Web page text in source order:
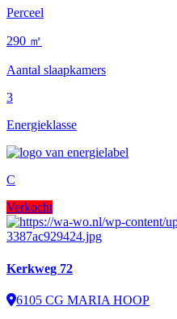
Perceel
290 ㎡
Aantal slaapkamers
3
Energieklasse
C
Verkocht
Kerkweg 72
6105 CG MARIA HOOP